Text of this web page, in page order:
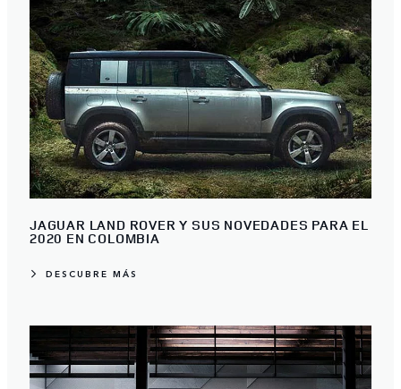
JAGUAR LAND ROVER Y SUS NOVEDADES PARA EL
2020 EN COLOMBIA
DESCUBRE MÁS